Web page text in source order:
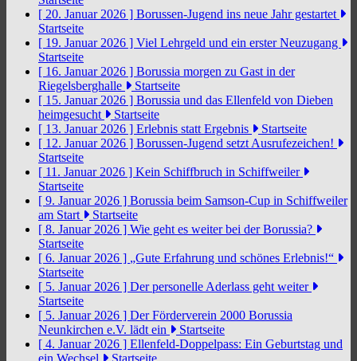
[ 20. Januar 2026 ] Borussen-Jugend ins neue Jahr gestartet
Startseite
[ 19. Januar 2026 ] Viel Lehrgeld und ein erster Neuzugang
Startseite
[ 16. Januar 2026 ] Borussia morgen zu Gast in der
Riegelsberghalle
Startseite
[ 15. Januar 2026 ] Borussia und das Ellenfeld von Dieben
heimgesucht
Startseite
[ 13. Januar 2026 ] Erlebnis statt Ergebnis
Startseite
[ 12. Januar 2026 ] Borussen-Jugend setzt Ausrufezeichen!
Startseite
[ 11. Januar 2026 ] Kein Schiffbruch in Schiffweiler
Startseite
[ 9. Januar 2026 ] Borussia beim Samson-Cup in Schiffweiler
am Start
Startseite
[ 8. Januar 2026 ] Wie geht es weiter bei der Borussia?
Startseite
[ 6. Januar 2026 ] „Gute Erfahrung und schönes Erlebnis!“
Startseite
[ 5. Januar 2026 ] Der personelle Aderlass geht weiter
Startseite
[ 5. Januar 2026 ] Der Förderverein 2000 Borussia
Neunkirchen e.V. lädt ein
Startseite
[ 4. Januar 2026 ] Ellenfeld-Doppelpass: Ein Geburtstag und
ein Wechsel
Startseite